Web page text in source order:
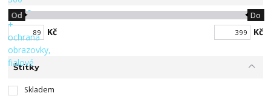
Kč
Od Do
Kč
Štítky
Skladem